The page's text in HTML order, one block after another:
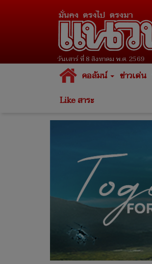
วันเสาร์ ที่ 8 สิงหาคม พ.ศ. 2569
คอลัมน์ ข่าวเด่น
Like สาระ